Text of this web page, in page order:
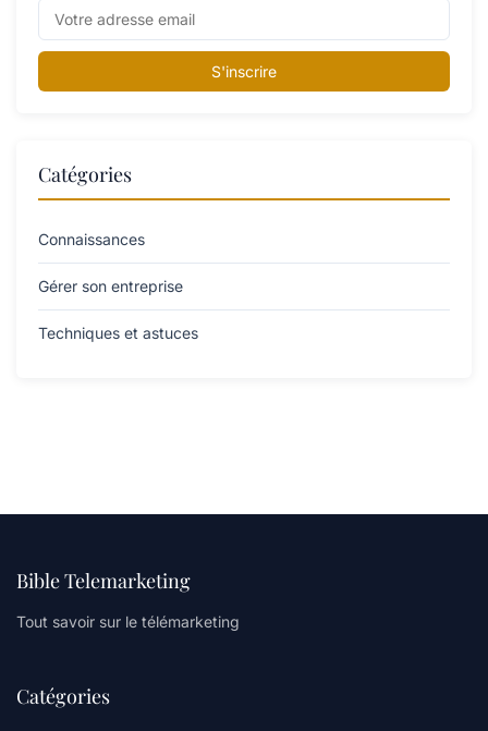
S'inscrire
Catégories
Connaissances
Gérer son entreprise
Techniques et astuces
Bible Telemarketing
Tout savoir sur le télémarketing
Catégories